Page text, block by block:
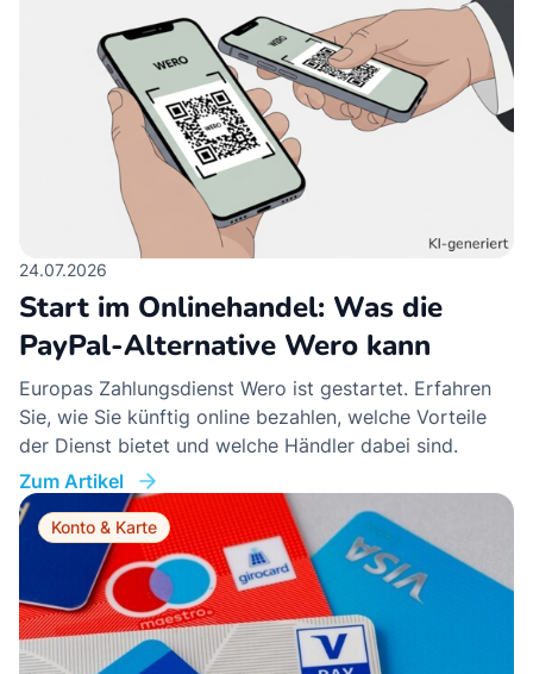
24.07.2026
Start im Onlinehandel: Was die
PayPal-Alternative Wero kann
Europas Zahlungsdienst Wero ist gestartet. Erfahren
Sie, wie Sie künftig online bezahlen, welche Vorteile
der Dienst bietet und welche Händler dabei sind.
Zum Artikel
Konto & Karte